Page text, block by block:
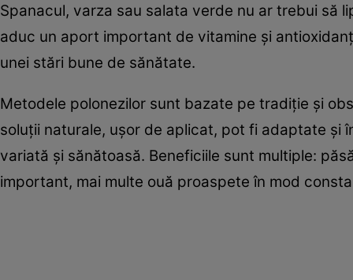
Spanacul, varza sau salata verde nu ar trebui să
aduc un aport important de vitamine și
unei stări bune de sănătate.
Metodele polonezilor sunt bazate pe tradiție și
soluții naturale, ușor de aplicat, pot fi adaptate și
variată și sănătoasă. Beneficiile sunt multiple:
important, mai multe ouă proaspete în mod